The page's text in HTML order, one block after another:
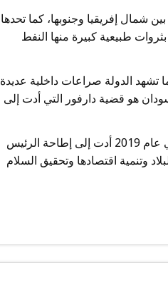
شمال إفريقيا وجنوبها، كما تحدها
طبيعية كبيرة منها النفط
تشهد الدولة صراعات داخلية عديدة
هو قضية دارفور التي أدت إلى
تشهد السودان في الآونة الأخيرة تحولات سياسية هامة، حيث شهدت انتفاضة شعبية في عام 2019 أدت إلى إطاحة الرئيس
وتنمية اقتصادها وتحقيق السلام